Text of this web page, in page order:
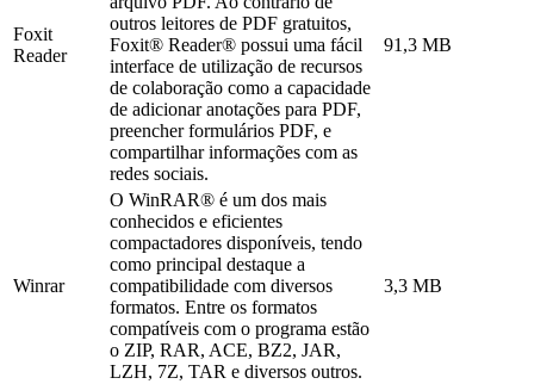
Foxit
Reader
outros leitores de PDF gratuitos,
Foxit® Reader® possui uma fácil
interface de utilização de recursos
de colaboração como a capacidade
de adicionar anotações para PDF,
preencher formulários PDF, e
compartilhar informações com as
redes sociais.
91,3 MB
Winrar
O WinRAR® é um dos mais
conhecidos e eficientes
compactadores disponíveis, tendo
como principal destaque a
compatibilidade com diversos
formatos. Entre os formatos
compatíveis com o programa estão
o ZIP, RAR, ACE, BZ2, JAR,
LZH, 7Z, TAR e diversos outros.
3,3 MB